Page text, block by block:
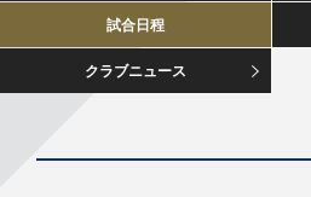
試合日程
クラブニュース